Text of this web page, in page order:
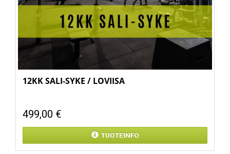
12KK SALI-SYKE / LOVIISA
499,00 €
TUOTEINFO